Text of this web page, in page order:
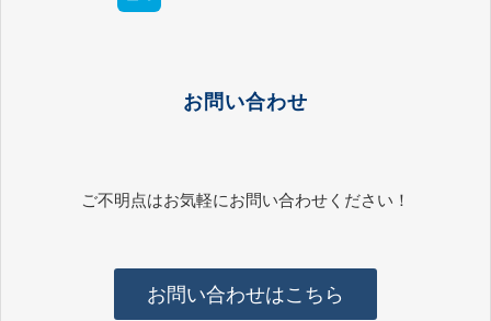
お問い合わせ
ご不明点はお気軽にお問い合わせください！
お問い合わせはこちら